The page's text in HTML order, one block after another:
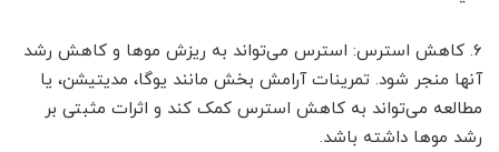
۶. کاهش استرس: استرس می‌تواند به ریزش موها و کاهش رشد
آنها منجر شود. تمرینات آرامش بخش مانند یوگا، مدیتیشن، یا
مطالعه می‌تواند به کاهش استرس کمک کند و اثرات مثبتی بر
رشد موها داشته باشد.